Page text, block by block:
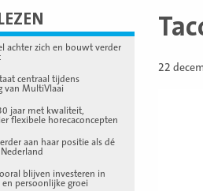
achter zich en bouwt verder
centraal tijdens
van MultiVlaai
jaar met kwaliteit,
flexibele horecaconcepten
aan haar positie als dé
blijven investeren in
en persoonlijke groei
22